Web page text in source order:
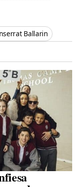
Ballarin